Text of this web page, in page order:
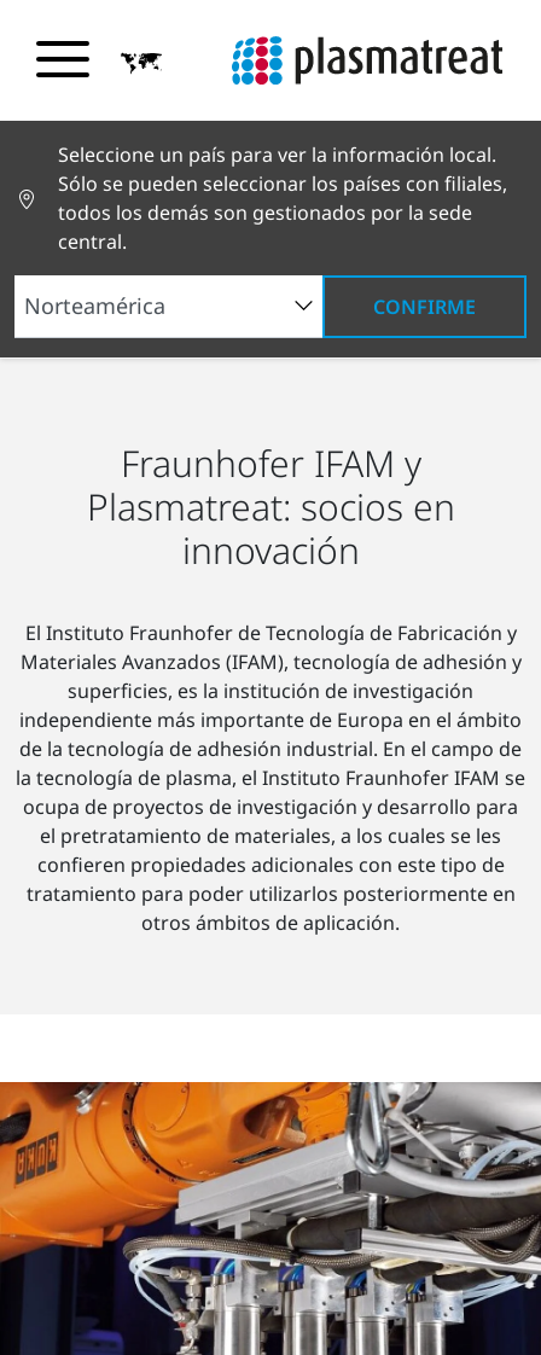
Seleccione un país para ver la información local.
Sólo se pueden seleccionar los países con filiales,
todos los demás son gestionados por la sede
central.
CONFIRME
Sostenibilidad e innovación Socios
Fraunhofer
IFAM
Fraunhofer IFAM y
Plasmatreat: socios en
innovación
El Instituto Fraunhofer de Tecnología de Fabricación y
Materiales Avanzados (IFAM), tecnología de adhesión y
superficies, es la institución de investigación
independiente más importante de Europa en el ámbito
de la tecnología de adhesión industrial. En el campo de
la tecnología de plasma, el Instituto Fraunhofer IFAM se
ocupa de proyectos de investigación y desarrollo para
el pretratamiento de materiales, a los cuales se les
confieren propiedades adicionales con este tipo de
tratamiento para poder utilizarlos posteriormente en
otros ámbitos de aplicación.